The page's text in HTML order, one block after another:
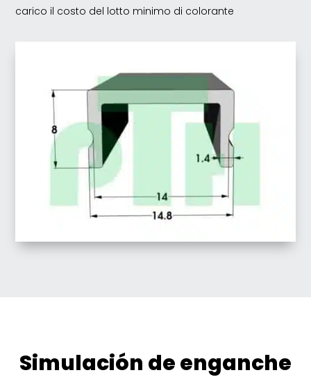
carico il costo del lotto minimo di colorante
Simulación de enganche